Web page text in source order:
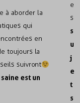
à aborder la
qui
en
toujours la
suivront
est un
e
s
s
u
j
e
t
s